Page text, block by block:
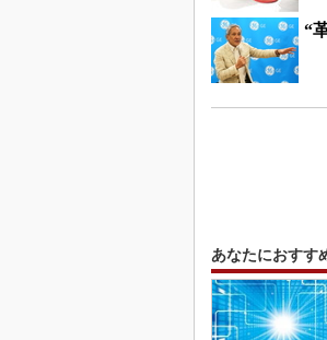
“
あなたにおすす